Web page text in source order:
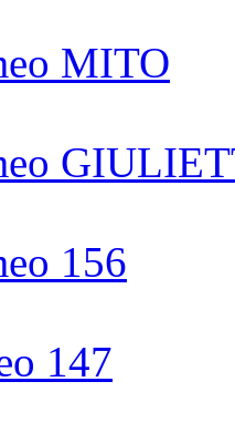
MITO
156
147